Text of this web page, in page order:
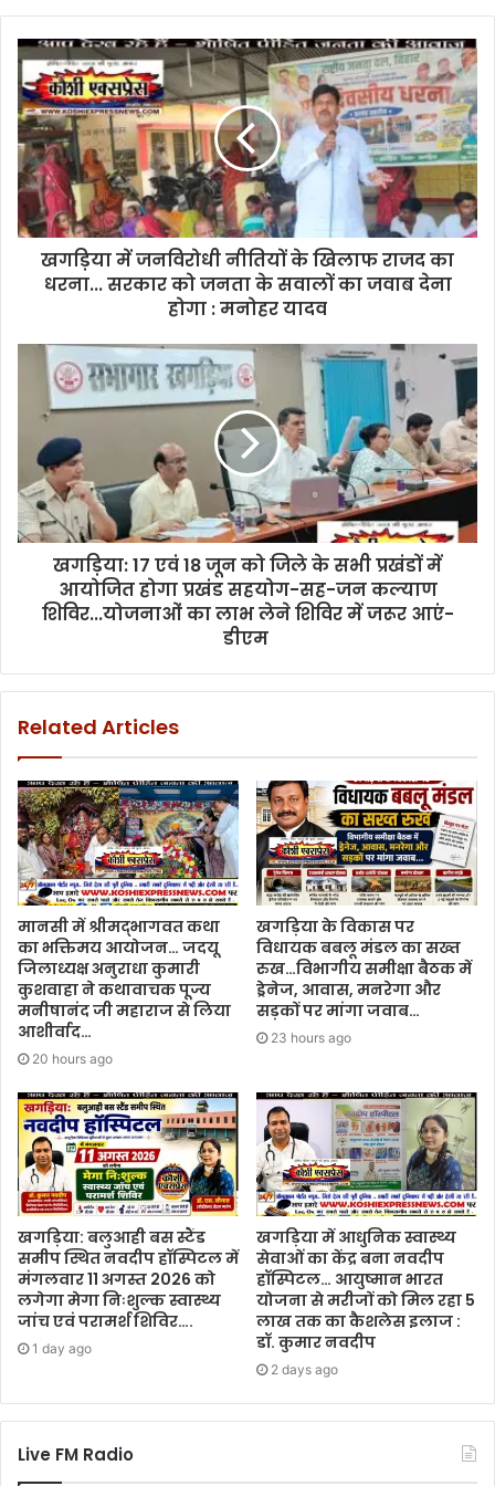
ट्रस्ट
डीएम
विक्रम
विरकर
मुख्य
अतिथि
आमंत्रण..खगड़िया में जनविरोधी नीतियों के खिलाफ राजद का
धरना... सरकार को जनता के सवालों का जवाब देना
होगा : मनोहर यादव
खगड़िया: 17 एवं 18 जून को जिले के सभी प्रखंडों में
आयोजित होगा प्रखंड सहयोग-सह-जन कल्याण
शिविर...योजनाओं का लाभ लेने शिविर में जरूर आएं-
डीएम
Related Articles
मानसी में श्रीमद्भागवत कथा
का भक्तिमय आयोजन… जदयू
जिलाध्यक्ष अनुराधा कुमारी
कुशवाहा ने कथावाचक पूज्य
मनीषानंद जी महाराज से लिया
आशीर्वाद…
20 hours ago
खगड़िया के विकास पर
विधायक बबलू मंडल का सख्त
रुख…विभागीय समीक्षा बैठक में
ड्रेनेज, आवास, मनरेगा और
सड़कों पर मांगा जवाब…
23 hours ago
खगड़िया: बलुआही बस स्टैंड
समीप स्थित नवदीप हॉस्पिटल में
मंगलवार 11 अगस्त 2026 को
लगेगा मेगा निःशुल्क स्वास्थ्य
जांच एवं परामर्श शिविर….
1 day ago
खगड़िया में आधुनिक स्वास्थ्य
सेवाओं का केंद्र बना नवदीप
हॉस्पिटल… आयुष्मान भारत
योजना से मरीजों को मिल रहा 5
लाख तक का कैशलेस इलाज :
डॉ. कुमार नवदीप
2 days ago
Live FM Radio